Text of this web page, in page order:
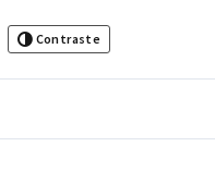
Contraste